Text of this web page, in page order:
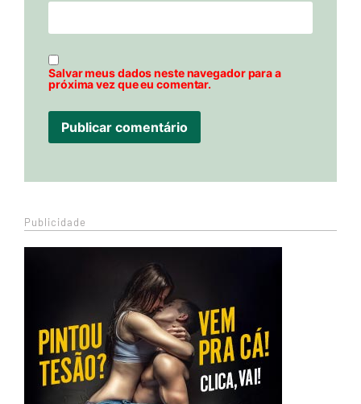
Salvar meus dados neste navegador para a
próxima vez que eu comentar.
Publicidade